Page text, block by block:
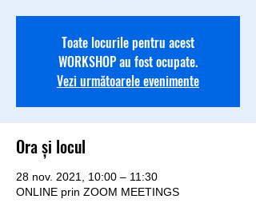
Toate locurile pentru acest
WORKSHOP au fost ocupate.
Vezi următoarele evenimente
Ora și locul
28 nov. 2021, 10:00 – 11:30
ONLINE prin ZOOM MEETINGS